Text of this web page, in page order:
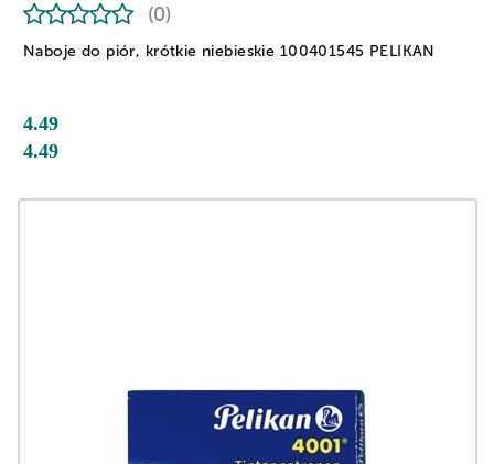
Naboje do piór, krótkie niebieskie 100401545 PELIKAN
(0)
4.49
4.49